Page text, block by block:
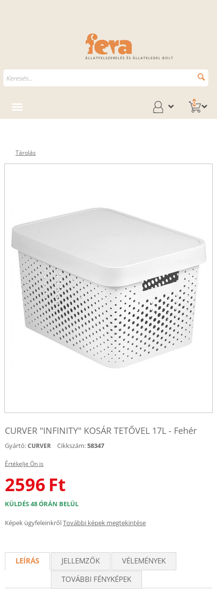
ÁLLATFELSZERELÉS ÉS ÁLLATELEDEL BOLT
0
Tárolás
CURVER "INFINITY" KOSÁR TETŐVEL 17L - Fehér
Gyártó:CURVER Cikkszám:58347
Értékelje Ön is
2596 Ft
KÜLDÉS 48 ÓRÁN BELÜL
Képek ügyfeleinkrőlTovábbi képek megtekintése
LEÍRÁS JELLEMZŐK
VÉLEMÉNYEK
TOVÁBBI FÉNYKÉPEK